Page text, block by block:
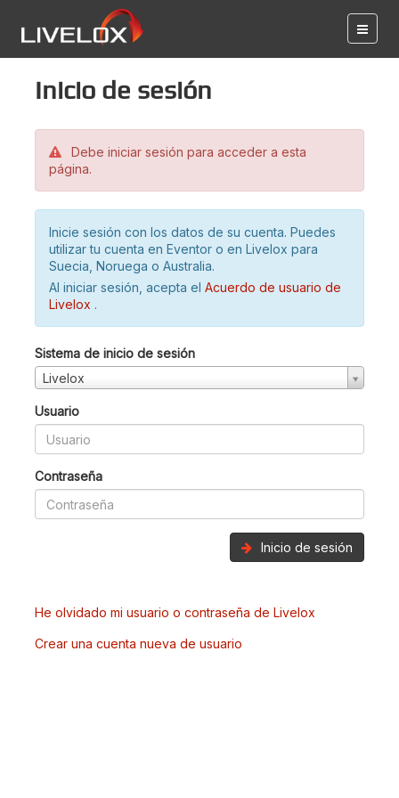
Inicio de sesión
Debe iniciar sesión para acceder a esta
página.
Inicie sesión con los datos de su cuenta. Puedes
utilizar tu cuenta en Eventor o en Livelox para
Suecia, Noruega o Australia.
Al iniciar sesión, acepta el Acuerdo de usuario de
Livelox .
Sistema de inicio de sesión
Livelox
Usuario
Contraseña
Inicio de sesión
He olvidado mi usuario o contraseña de Livelox
Crear una cuenta nueva de usuario